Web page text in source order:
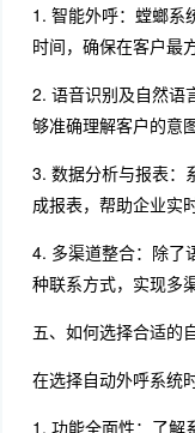
1. 智能外呼：螳螂系
时间，确保在客户最
2. 语音识别及自然语
够准确理解客户的意
3. 数据分析与报表：
成报表，帮助企业实
4. 多渠道整合：除了
种联系方式，实现多
五、如何选择合适的
在选择自动外呼系统
1. 功能全面性：了解